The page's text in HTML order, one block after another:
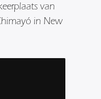
van
in New